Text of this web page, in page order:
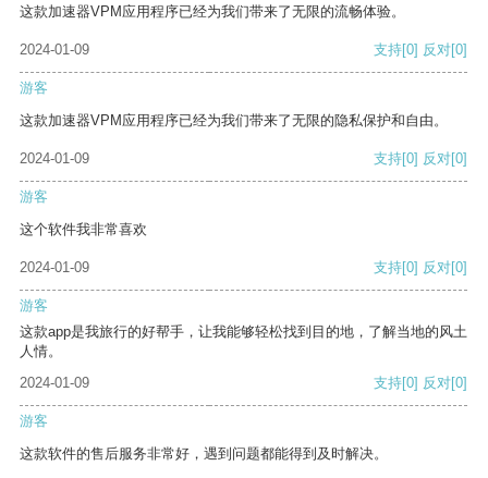
这款加速器VPM应用程序已经为我们带来了无限的流畅体验。
2024-01-09 支持[0] 反对[0]
游客
这款加速器VPM应用程序已经为我们带来了无限的隐私保护和自由。
2024-01-09 支持[0] 反对[0]
游客
这个软件我非常喜欢
2024-01-09 支持[0] 反对[0]
游客
这款app是我旅行的好帮手，让我能够轻松找到目的地，了解当地的风土
人情。
2024-01-09
支持[0] 反对[0]
游客
这款软件的售后服务非常好，遇到问题都能得到及时解决。